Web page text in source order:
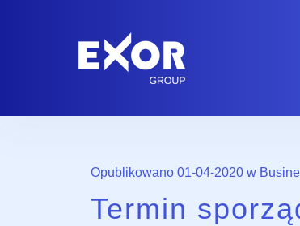
Opublikowano 01-04-2020 w
Termin